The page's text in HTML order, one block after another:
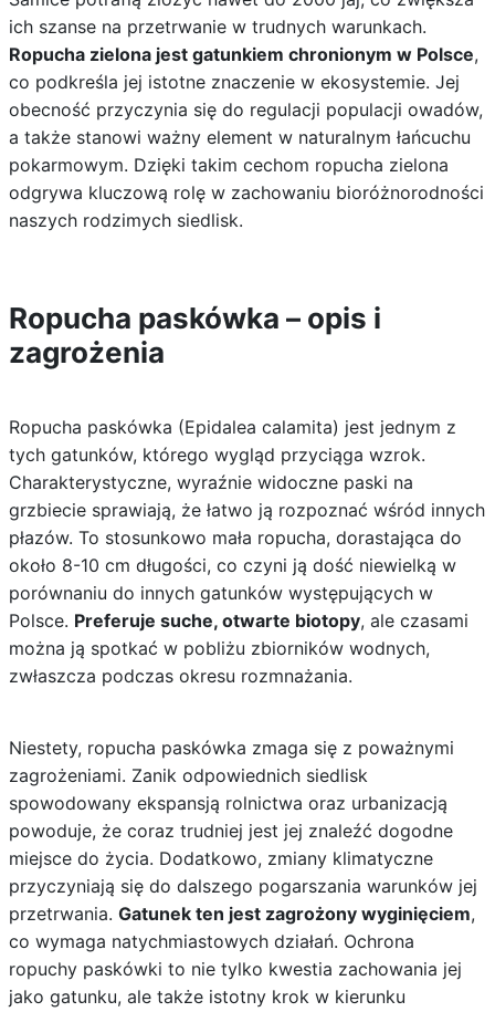
ich szanse na przetrwanie w trudnych warunkach.
Ropucha zielona jest gatunkiem chronionym w Polsce,
co podkreśla jej istotne znaczenie w ekosystemie. Jej
obecność przyczynia się do regulacji populacji owadów,
a także stanowi ważny element w naturalnym łańcuchu
pokarmowym. Dzięki takim cechom ropucha zielona
odgrywa kluczową rolę w zachowaniu bioróżnorodności
naszych rodzimych siedlisk.
Ropucha paskówka – opis i
zagrożenia
Ropucha paskówka (Epidalea calamita) jest jednym z
tych gatunków, którego wygląd przyciąga wzrok.
Charakterystyczne, wyraźnie widoczne paski na
grzbiecie sprawiają, że łatwo ją rozpoznać wśród innych
płazów. To stosunkowo mała ropucha, dorastająca do
około 8-10 cm długości, co czyni ją dość niewielką w
porównaniu do innych gatunków występujących w
Polsce. Preferuje suche, otwarte biotopy, ale czasami
można ją spotkać w pobliżu zbiorników wodnych,
zwłaszcza podczas okresu rozmnażania.
Niestety, ropucha paskówka zmaga się z poważnymi
zagrożeniami. Zanik odpowiednich siedlisk
spowodowany ekspansją rolnictwa oraz urbanizacją
powoduje, że coraz trudniej jest jej znaleźć dogodne
miejsce do życia. Dodatkowo, zmiany klimatyczne
przyczyniają się do dalszego pogarszania warunków jej
przetrwania. Gatunek ten jest zagrożony wyginięciem,
co wymaga natychmiastowych działań. Ochrona
ropuchy paskówki to nie tylko kwestia zachowania jej
jako gatunku, ale także istotny krok w kierunku